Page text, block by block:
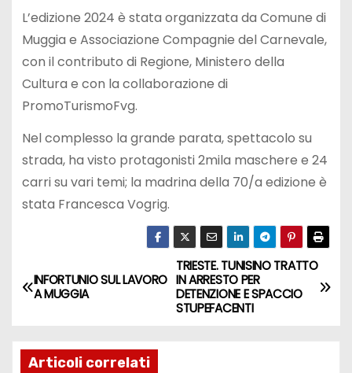
L’edizione 2024 è stata organizzata da Comune di
Muggia e Associazione Compagnie del Carnevale,
con il contributo di Regione, Ministero della
Cultura e con la collaborazione di
PromoTurismoFvg.
Nel complesso la grande parata, spettacolo su
strada, ha visto protagonisti 2mila maschere e 24
carri su vari temi; la madrina della 70/a edizione è
stata Francesca Vogrig.
TRIESTE. TUNISINO TRATTO
IN ARRESTO PER
DETENZIONE E SPACCIO
STUPEFACENTI
INFORTUNIO SUL LAVORO
A MUGGIA
Articoli correlati